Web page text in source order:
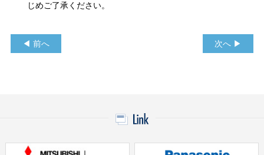
じめご了承ください。
◀ 前へ 次へ ▶